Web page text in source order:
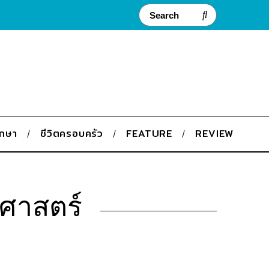
ษา ชีวิตครอบครัว FEATURE REVIEW
าสตร์